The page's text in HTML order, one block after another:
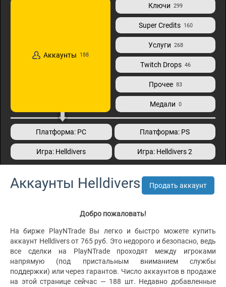
Аккаунты 188
Ключи 299
Super Credits 160
Услуги 268
Twitch Drops 46
Прочее 83
Медали 0
Платформа: PC Платформа: PS
Игра: Helldivers Игра: Helldivers 2
Аккаунты Helldivers Продать аккаунт
Добро пожаловать!
На бирже PlayNTrade Вы легко и быстро можете купить
аккаунт Helldivers от 765 руб. Это недорого и безопасно, ведь
все сделки на PlayNTrade проходят между игроками
напрямую (под пристальным вниманием службы
поддержки) или через гарантов. Число аккаунтов в продаже
на этой странице сейчас — 188 шт. Недавно добавленные